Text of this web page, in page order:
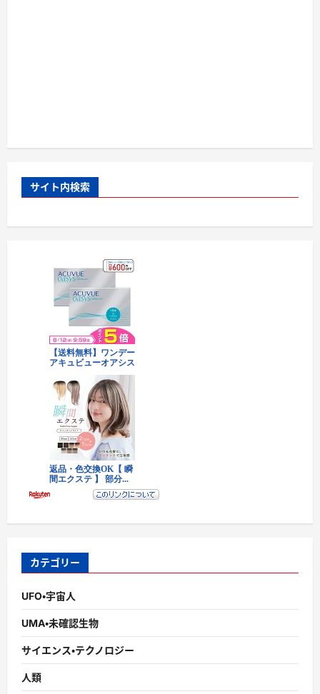
サイト内検索
カテゴリー
UFO・宇宙人
UMA・未確認生物
サイエンス・テクノロジー
人類